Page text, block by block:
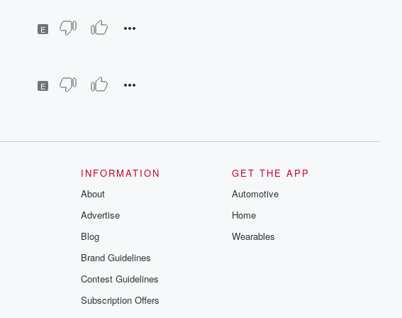
E
E
INFORMATION
About
Advertise
Blog
Brand Guidelines
Contest Guidelines
Subscription Offers
GET THE APP
Automotive
Home
Wearables